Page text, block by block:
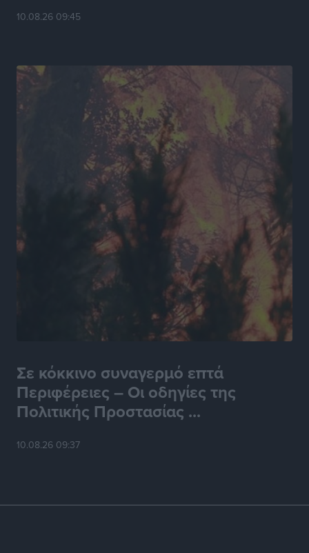
10.08.26 09:45
Σε κόκκινο συναγερμό επτά
Περιφέρειες – Οι οδηγίες της
Πολιτικής Προστασίας ...
10.08.26 09:37